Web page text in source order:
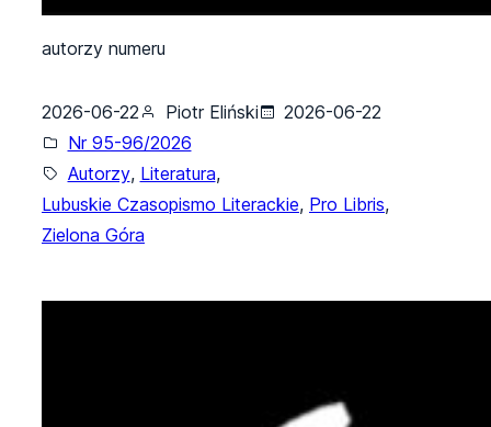
autorzy numeru
2026-06-22 Piotr Eliński
2026-06-22
Nr 95-96/2026
Autorzy, Literatura,
Lubuskie Czasopismo Literackie, Pro Libris,
Zielona Góra